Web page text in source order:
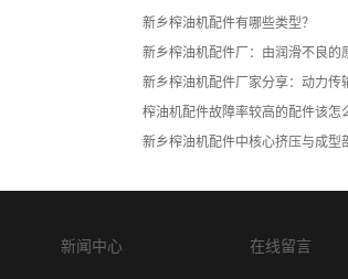
新乡榨油机配件有哪些类型？
新乡榨油机配件厂：由润滑不良
新乡榨油机配件厂家分享：动力传
榨油机配件故障率较高的配件该怎
新乡榨油机配件中核心挤压与成型
新闻中心 在线留言